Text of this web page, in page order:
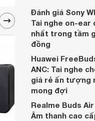
dựa trên nhu
hai đều là sản
nhưng hướng tới
khác nhau.
Đánh giá Sony
Tai nghe on-ear
nhất trong tầm
đồng
Huawei
ANC: Tai nghe
giá rẻ ấn tượng
mong đợi
Realme Buds
Âm thanh cao